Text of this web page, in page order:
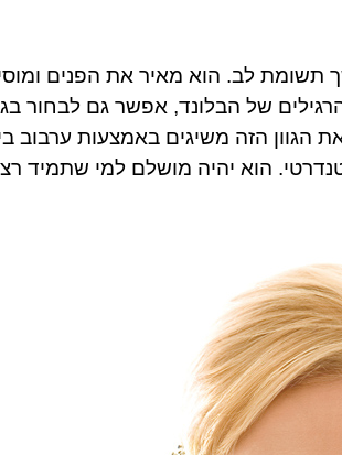
תשומת לב. הוא מאיר את הפנים
של הבלונד, אפשר גם לבחור
הגוון הזה משיגים באמצעות ערבוב
הוא יהיה מושלם למי שתמיד